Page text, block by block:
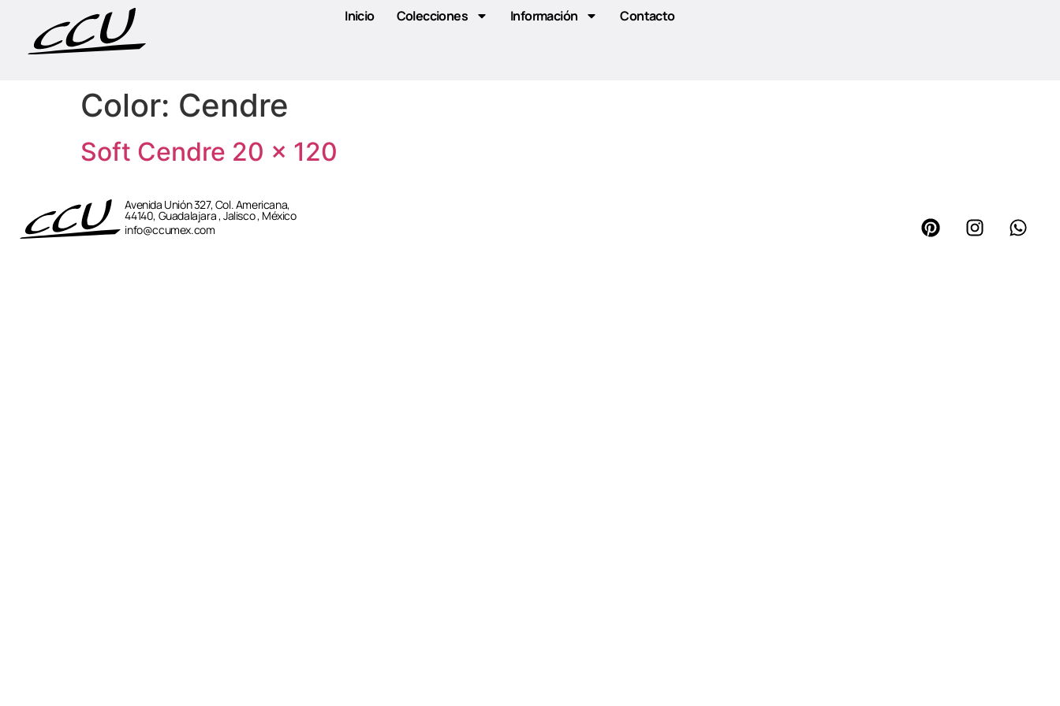
Inicio Colecciones Información Contacto
Color: Cendre
Soft Cendre 20 × 120
Avenida Unión 327, Col. Americana,
44140, Guadalajara , Jalisco , México
info@ccumex.com